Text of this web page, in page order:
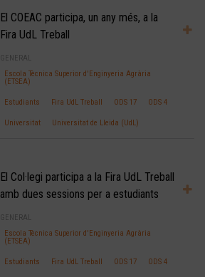
El COEAC participa, un any més, a la
Fira UdL Treball
GENERAL
Escola Tècnica Superior d'Enginyeria Agrària
(ETSEA)
Estudiants Fira UdL Treball ODS 17 ODS 4
Universitat Universitat de Lleida (UdL)
El Col·legi participa a la Fira UdL Treball
amb dues sessions per a estudiants
GENERAL
Escola Tècnica Superior d'Enginyeria Agrària
(ETSEA)
Estudiants Fira UdL Treball ODS 17 ODS 4